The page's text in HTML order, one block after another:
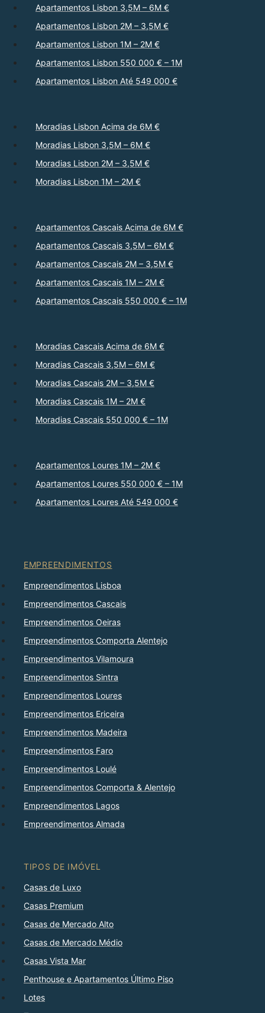
Apartamentos Lisbon 3,5M – 6M €
Apartamentos Lisbon 2M – 3,5M €
Apartamentos Lisbon 1M – 2M €
Apartamentos Lisbon 550 000 € – 1M
Apartamentos Lisbon Até 549 000 €
Moradias Lisbon Acima de 6M €
Moradias Lisbon 3,5M – 6M €
Moradias Lisbon 2M – 3,5M €
Moradias Lisbon 1M – 2M €
Apartamentos Cascais Acima de 6M €
Apartamentos Cascais 3,5M – 6M €
Apartamentos Cascais 2M – 3,5M €
Apartamentos Cascais 1M – 2M €
Apartamentos Cascais 550 000 € – 1M
Moradias Cascais Acima de 6M €
Moradias Cascais 3,5M – 6M €
Moradias Cascais 2M – 3,5M €
Moradias Cascais 1M – 2M €
Moradias Cascais 550 000 € – 1M
Apartamentos Loures 1M – 2M €
Apartamentos Loures 550 000 € – 1M
Apartamentos Loures Até 549 000 €
EMPREENDIMENTOS
Empreendimentos Lisboa
Empreendimentos Cascais
Empreendimentos Oeiras
Empreendimentos Comporta Alentejo
Empreendimentos Vilamoura
Empreendimentos Sintra
Empreendimentos Loures
Empreendimentos Ericeira
Empreendimentos Madeira
Empreendimentos Faro
Empreendimentos Loulé
Empreendimentos Comporta & Alentejo
Empreendimentos Lagos
Empreendimentos Almada
TIPOS DE IMÓVEL
Casas de Luxo
Casas Premium
Casas de Mercado Alto
Casas de Mercado Médio
Casas Vista Mar
Penthouse e Apartamentos Último Piso
Lotes